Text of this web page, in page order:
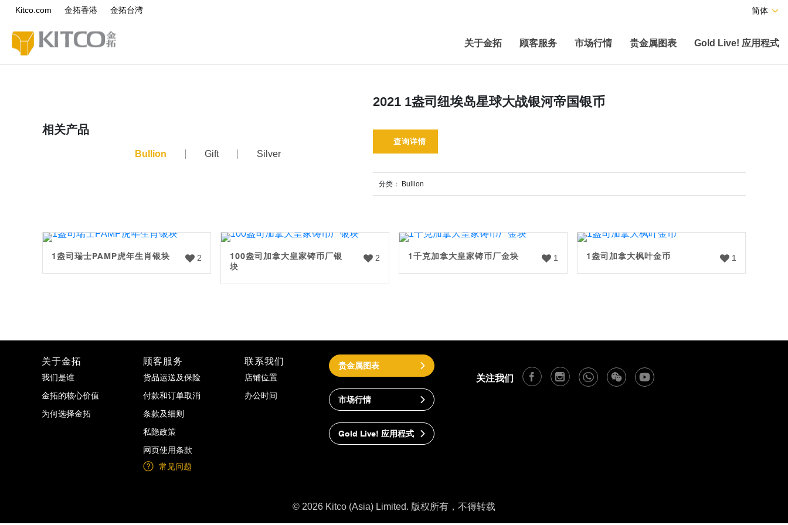
Kitco.com 金拓香港 金拓台湾 简体
关于金拓 顾客服务 市场行情 贵金属图表 Gold Live! 应用程式
2021 1盎司纽埃岛星球大战银河帝国银币
查询详情
分类： Bullion
相关产品
Bullion Gift Silver
2
1盎司瑞士PAMP虎年生肖银块 2
100盎司加拿大皇家铸币厂银
块
1
1千克加拿大皇家铸币厂金块 1
1盎司加拿大枫叶金币
关于金拓
我们是谁
金拓的核心价值
为何选择金拓
顾客服务
货品运送及保险
付款和订单取消
条款及细则
私隐政策
网页使用条款
常见问题
联系我们
店铺位置
办公时间
贵金属图表
市场行情
Gold Live! 应用程式
关注我们
© 2026 Kitco (Asia) Limited. 版权所有，不得转载